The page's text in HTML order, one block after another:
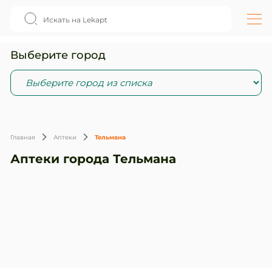
Выберите город
Главная Аптеки Тельмана
Аптеки города Тельмана